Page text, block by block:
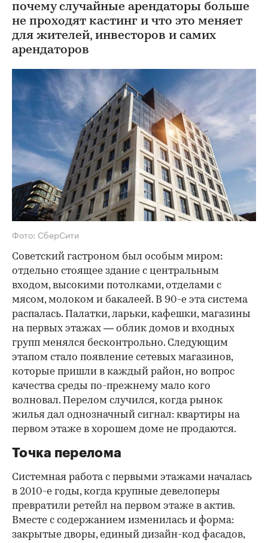
почему случайные арендаторы больше
не проходят кастинг и что это меняет
для жителей, инвесторов и самих
арендаторов
Фото: СберСити
Советский гастроном был особым миром:
отдельно стоящее здание с центральным
входом, высокими потолками, отделами с
мясом, молоком и бакалеей. В 90-е эта система
распалась. Палатки, ларьки, кафешки, магазины
на первых этажах — облик домов и входных
групп менялся бесконтрольно. Следующим
этапом стало появление сетевых магазинов,
которые пришли в каждый район, но вопрос
качества среды по-прежнему мало кого
волновал. Перелом случился, когда рынок
жилья дал однозначный сигнал: квартиры на
первом этаже в хорошем доме не продаются.
Точка перелома
Системная работа с первыми этажами началась
в 2010-е годы, когда крупные девелоперы
превратили ретейл на первом этаже в актив.
Вместе с содержанием изменилась и форма:
закрытые дворы, единый дизайн-код фасадов,